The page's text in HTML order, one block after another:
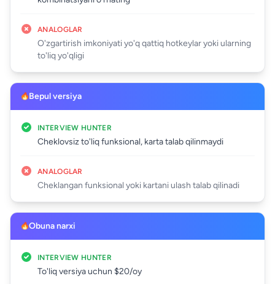
ANALOGLAR
O'zgartirish imkoniyati yo'q qattiq hotkeylar yoki ularning
to'liq yo'qligi
Bepul versiya
INTERVIEW HUNTER
Cheklovsiz to'liq funksional, karta talab qilinmaydi
ANALOGLAR
Cheklangan funksional yoki kartani ulash talab qilinadi
Obuna narxi
INTERVIEW HUNTER
To'liq versiya uchun $20/oy